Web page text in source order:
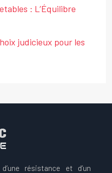
: L’Équilibre
judicieux pour les
résistance et d’un